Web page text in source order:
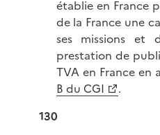
établie en France
de la France une
ses missions et
prestation de
TVA en France en
B du CGI
.
130